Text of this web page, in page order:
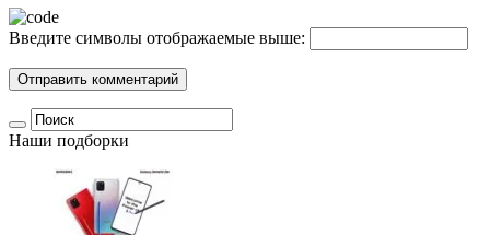
Введите символы отображаемые выше:
Наши подборки